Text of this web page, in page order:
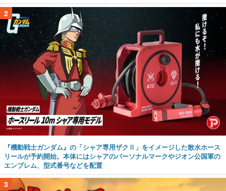
2
『機動戦士ガンダム』の「シャア専用ザクⅡ」をイメージした散水ホース
リールが予約開始。本体にはシャアのパーソナルマークやジオン公国軍の
エンブレム、型式番号などを配置
3